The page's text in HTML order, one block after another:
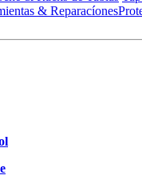
& Reparacíones